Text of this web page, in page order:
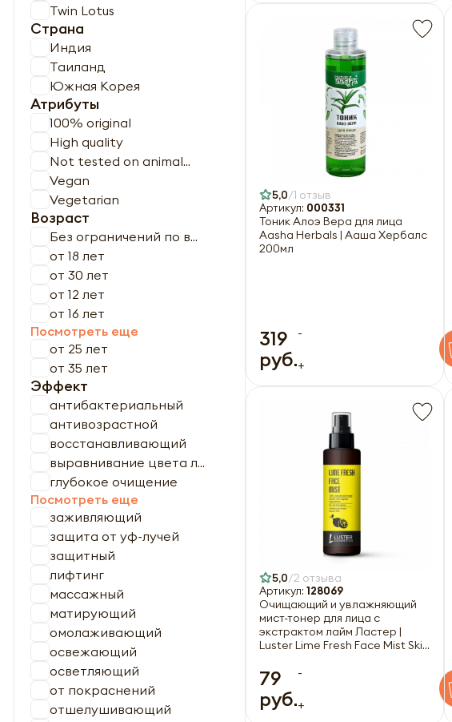
Twin Lotus
Страна
Индия
Таиланд
Южная Корея
Атрибуты
100% original
High quality
Not tested on animal...
Vegan
Vegetarian
Возраст
Без ограничений по в...
от 18 лет
от 30 лет
от 12 лет
от 16 лет
Посмотреть еще
от 25 лет
от 35 лет
Эффект
антибактериальный
антивозрастной
восстанавливающий
выравнивание цвета л...
глубокое очищение
Посмотреть еще
заживляющий
защита от уф-лучей
защитный
лифтинг
массажный
матирующий
омолаживающий
освежающий
осветляющий
от покраснений
отшелушивающий
5,0 1 отзыв
Артикул: 000331
Тоник Алоэ Вера для лица
Aasha Herbals | Ааша Хербалс
200мл
319
руб.
-
+
5,0 2 отзыва
Артикул: 128069
Очищающий и увлажняющий
мист-тонер для лица с
экстрактом лайм Ластер |
Luster Lime Fresh Face Mist Skin
79
руб.
-
+